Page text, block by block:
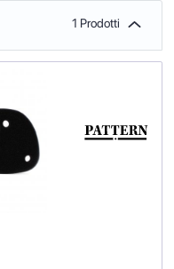
1 Prodotti